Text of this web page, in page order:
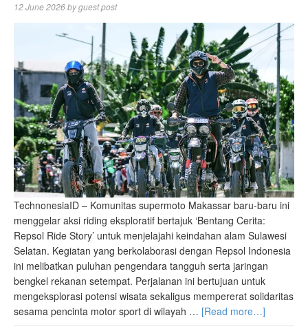
12 June 2026byguest post
TechnonesiaID – Komunitas supermoto Makassar baru-baru ini
menggelar aksi riding eksploratif bertajuk ‘Bentang Cerita:
Repsol Ride Story’ untuk menjelajahi keindahan alam Sulawesi
Selatan. Kegiatan yang berkolaborasi dengan Repsol Indonesia
ini melibatkan puluhan pengendara tangguh serta jaringan
bengkel rekanan setempat. Perjalanan ini bertujuan untuk
mengeksplorasi potensi wisata sekaligus mempererat solidaritas
sesama pencinta motor sport di wilayah … [Read more…]